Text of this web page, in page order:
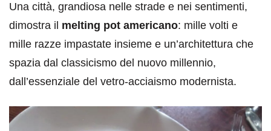
Una città, grandiosa nelle strade e nei sentimenti,
dimostra il melting pot americano: mille volti e
mille razze impastate insieme e un’architettura che
spazia dal classicismo del nuovo millennio,
dall’essenziale del vetro-acciaismo modernista.